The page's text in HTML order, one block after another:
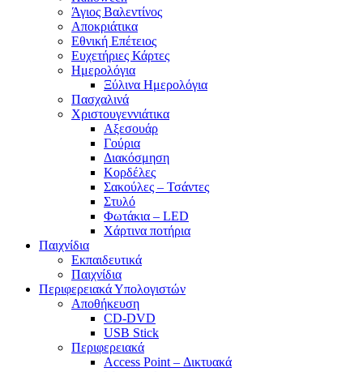
Άγιος Βαλεντίνος
Αποκριάτικα
Εθνική Επέτειος
Ευχετήριες Κάρτες
Ημερολόγια
Ξύλινα Ημερολόγια
Πασχαλινά
Χριστουγεννιάτικα
Αξεσουάρ
Γούρια
Διακόσμηση
Κορδέλες
Σακούλες – Τσάντες
Στυλό
Φωτάκια – LED
Χάρτινα ποτήρια
Παιχνίδια
Εκπαιδευτικά
Παιχνίδια
Περιφερειακά Υπολογιστών
Αποθήκευση
CD-DVD
USB Stick
Περιφερειακά
Access Point – Δικτυακά